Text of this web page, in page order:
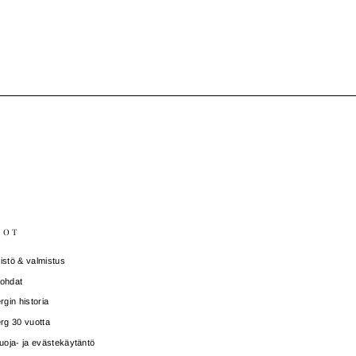
& valmistus
historia
30 vuotta
ja evästekäytäntö